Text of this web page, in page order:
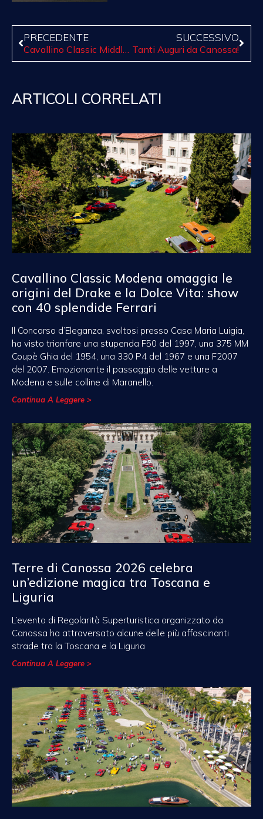
PRECEDENTE
Cavallino Classic Middle East 2023
SUCCESSIVO
Tanti Auguri da Canossa!
ARTICOLI CORRELATI
Cavallino Classic Modena omaggia le
origini del Drake e la Dolce Vita: show
con 40 splendide Ferrari
Il Concorso d’Eleganza, svoltosi presso Casa Maria Luigia,
ha visto trionfare una stupenda F50 del 1997, una 375 MM
Coupè Ghia del 1954, una 330 P4 del 1967 e una F2007
del 2007. Emozionante il passaggio delle vetture a
Modena e sulle colline di Maranello.
Continua A Leggere >
Terre di Canossa 2026 celebra
un’edizione magica tra Toscana e
Liguria
L’evento di Regolarità Superturistica organizzato da
Canossa ha attraversato alcune delle più affascinanti
strade tra la Toscana e la Liguria
Continua A Leggere >